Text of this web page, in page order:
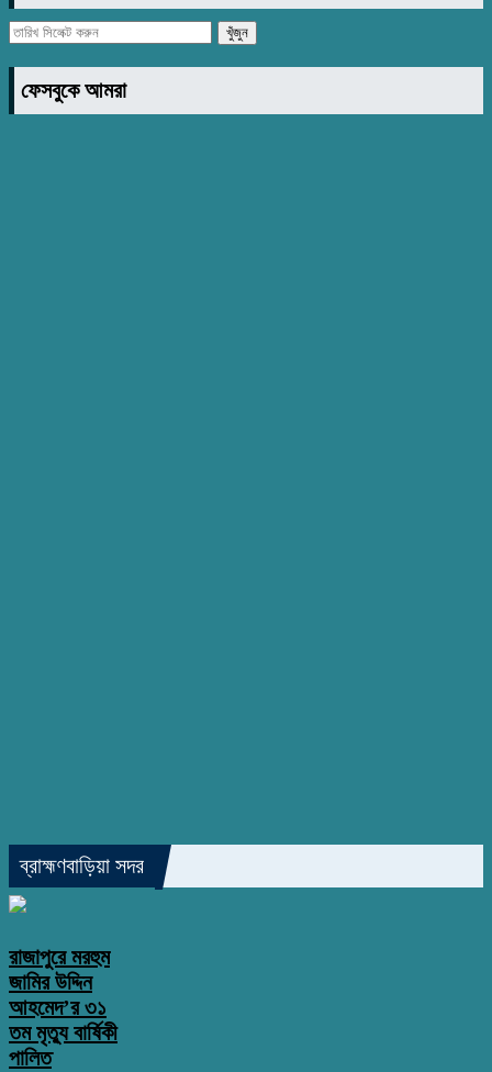
ফেসবুকে আমরা
ব্রাহ্মণবাড়িয়া সদর
রাজাপুরে মরহুম
জামির উদ্দিন
আহমেদ’র ৩১
তম মৃত্যু বার্ষিকী
পালিত